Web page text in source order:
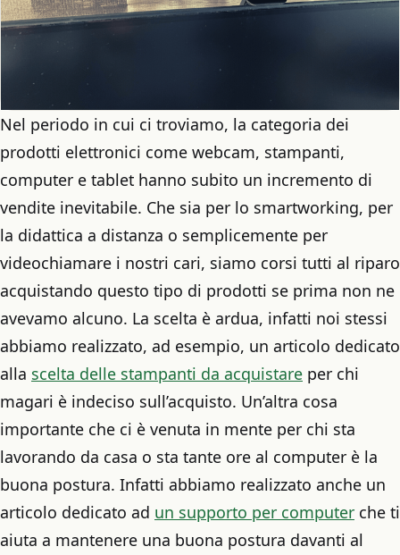
Nel periodo in cui ci troviamo, la categoria dei
prodotti elettronici come webcam, stampanti,
computer e tablet hanno subito un incremento di
vendite inevitabile. Che sia per lo smartworking, per
la didattica a distanza o semplicemente per
videochiamare i nostri cari, siamo corsi tutti al riparo
acquistando questo tipo di prodotti se prima non ne
avevamo alcuno. La scelta è ardua, infatti noi stessi
abbiamo realizzato, ad esempio, un articolo dedicato
alla scelta delle stampanti da acquistare per chi
magari è indeciso sull’acquisto. Un’altra cosa
importante che ci è venuta in mente per chi sta
lavorando da casa o sta tante ore al computer è la
buona postura. Infatti abbiamo realizzato anche un
articolo dedicato ad un supporto per computer che ti
aiuta a mantenere una buona postura davanti al